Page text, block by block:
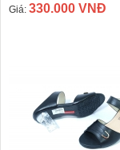
Giá: 330.000 VNĐ